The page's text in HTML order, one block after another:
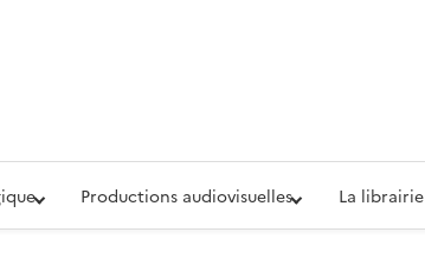
la Défense (ECPAD)
Productions audiovisuelles La librairie